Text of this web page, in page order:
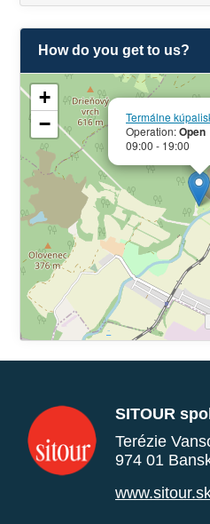
How do you get to us?
Termálne
Operation:Open
09:00 - 19:00
+
−
SITOUR
Terézie
974 01